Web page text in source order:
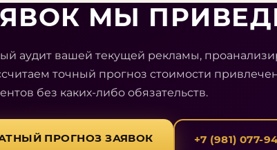
МЫ
аудит вашей текущей рекламы,
точный прогноз стоимости
без каких-либо обязательств.
ПРОГНОЗ ЗАЯВОК +7 (981) 077-